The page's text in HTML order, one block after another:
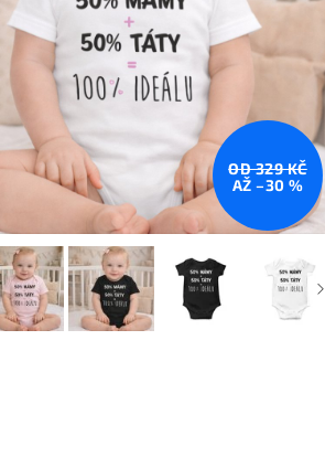
OD 329 KČ
AŽ –30 %